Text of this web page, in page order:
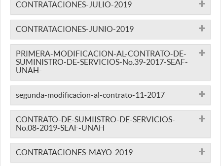
CONTRATACIONES-JULIO-2019
CONTRATACIONES-JUNIO-2019
PRIMERA-MODIFICACION-AL-CONTRATO-DE-
SUMINISTRO-DE-SERVICIOS-No.39-2017-SEAF-
UNAH-
segunda-modificacion-al-contrato-11-2017
CONTRATO-DE-SUMIISTRO-DE-SERVICIOS-
No.08-2019-SEAF-UNAH
CONTRATACIONES-MAYO-2019